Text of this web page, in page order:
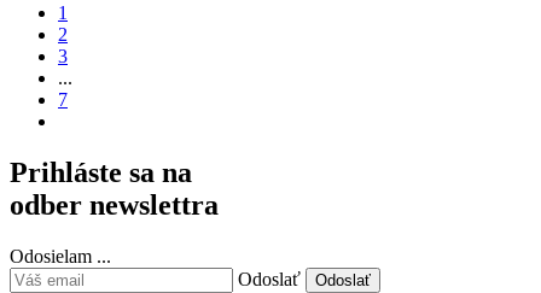
1
2
3
...
7
Prihláste sa na
odber newslettra
Odosielam ...
Odoslať